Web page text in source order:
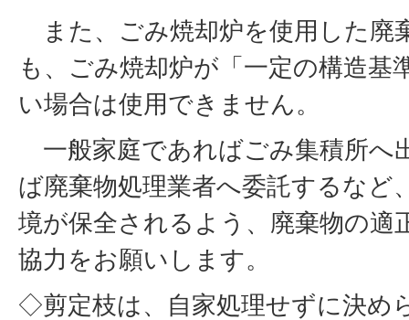
また、ごみ焼却炉を使用した廃
も、ごみ焼却炉が「一定の構造基
い場合は使用できません。
一般家庭であればごみ集積所へ
ば廃棄物処理業者へ委託するなど
境が保全されるよう、廃棄物の適
協力をお願いします。
◇剪定枝は、自家処理せずに決め